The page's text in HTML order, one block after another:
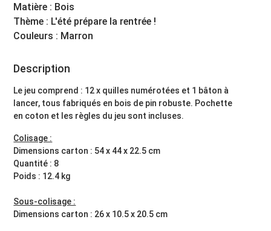
Matière : Bois
Thème : L'été prépare la rentrée !
Couleurs : Marron
Description
Le jeu comprend : 12 x quilles numérotées et 1 bâton à
lancer, tous fabriqués en bois de pin robuste. Pochette
en coton et les règles du jeu sont incluses.
Colisage :
Dimensions carton : 54 x 44 x 22.5 cm
Quantité : 8
Poids : 12.4 kg
Sous-colisage :
Dimensions carton : 26 x 10.5 x 20.5 cm